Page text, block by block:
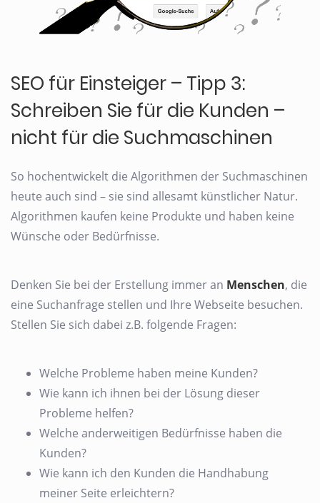
SEO für Einsteiger – Tipp 3:
Schreiben Sie für die Kunden –
nicht für die Suchmaschinen
So hochentwickelt die Algorithmen der Suchmaschinen
heute auch sind – sie sind allesamt künstlicher Natur.
Algorithmen kaufen keine Produkte und haben keine
Wünsche oder Bedürfnisse.
Denken Sie bei der Erstellung immer an Menschen, die
eine Suchanfrage stellen und Ihre Webseite besuchen.
Stellen Sie sich dabei z.B. folgende Fragen:
Welche Probleme haben meine Kunden?
Wie kann ich ihnen bei der Lösung dieser
Probleme helfen?
Welche anderweitigen Bedürfnisse haben die
Kunden?
Wie kann ich den Kunden die Handhabung
meiner Seite erleichtern?